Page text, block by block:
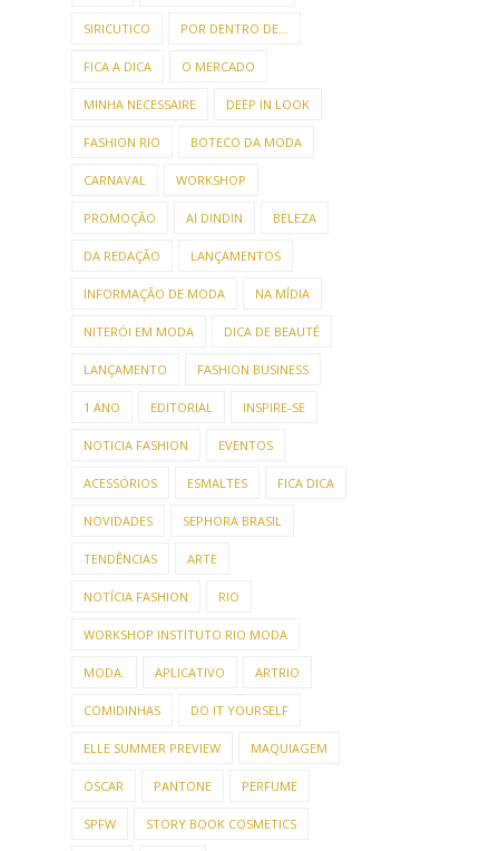
SIRICUTICO POR DENTRO DE...
FICA A DICA O MERCADO
MINHA NECESSAIRE DEEP IN LOOK
FASHION RIO BOTECO DA MODA
CARNAVAL WORKSHOP
PROMOÇÃO AI DINDIN BELEZA
DA REDAÇÃO LANÇAMENTOS
INFORMAÇÃO DE MODA NA MÍDIA
NITERÓI EM MODA DICA DE BEAUTÉ
LANÇAMENTO FASHION BUSINESS
1 ANO EDITORIAL INSPIRE-SE
NOTICIA FASHION EVENTOS
ACESSÓRIOS ESMALTES FICA DICA
NOVIDADES SEPHORA BRASIL
TENDÊNCIAS ARTE
NOTÍCIA FASHION RIO
WORKSHOP INSTITUTO RIO MODA
MODA. APLICATIVO ARTRIO
COMIDINHAS DO IT YOURSELF
ELLE SUMMER PREVIEW MAQUIAGEM
OSCAR PANTONE PERFUME
SPFW STORY BOOK COSMETICS